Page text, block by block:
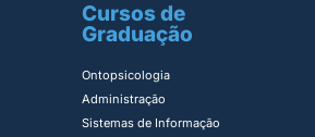
Cursos de
Graduação
Ontopsicologia ​
Administração​
Sistemas de Informação​